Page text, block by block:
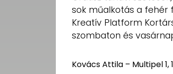
sok műalkotás a fehér
Kreatív Platform
szombaton és
Kovács Attila – Multipel 1,